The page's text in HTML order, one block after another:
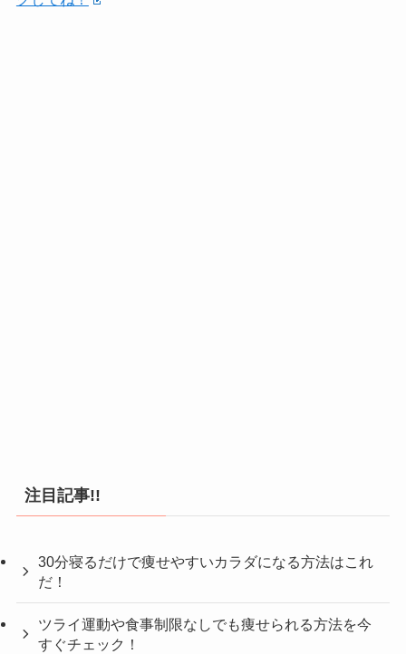
注目記事!!
30分寝るだけで痩せやすいカラダになる方法はこれ
だ！
ツライ運動や食事制限なしでも痩せられる方法を今
すぐチェック！